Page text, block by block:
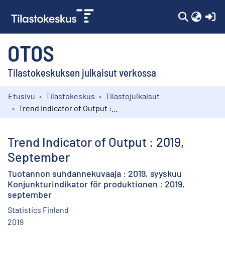
OTOS
Tilastokeskuksen julkaisut verkossa
Kokoelmat
Etusivu Tilastokeskus
Tilastojulkaisut
Trend Indicator of Output : 2019,
September
Tuotannon suhdannekuvaaja : 2019, syyskuu
Konjunkturindikator för produktionen : 2019,
september
Statistics Finland
2019